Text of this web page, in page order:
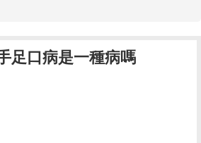
足口病是一種病嗎